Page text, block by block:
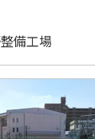
備工場